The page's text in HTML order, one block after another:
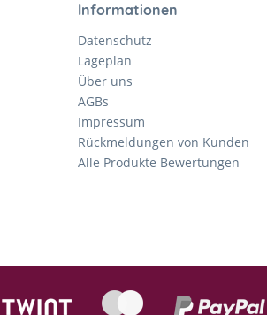
Informationen
Datenschutz
Lageplan
Über uns
AGBs
Impressum
Rückmeldungen von Kunden
Alle Produkte Bewertungen